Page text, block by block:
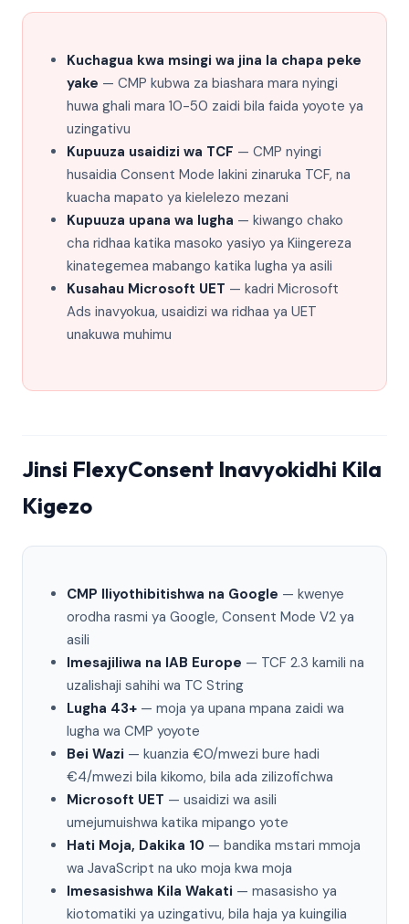
Kuchagua kwa msingi wa jina la chapa peke
yake — CMP kubwa za biashara mara nyingi
huwa ghali mara 10-50 zaidi bila faida yoyote ya
uzingativu
Kupuuza usaidizi wa TCF — CMP nyingi
husaidia Consent Mode lakini zinaruka TCF, na
kuacha mapato ya kielelezo mezani
Kupuuza upana wa lugha — kiwango chako
cha ridhaa katika masoko yasiyo ya Kiingereza
kinategemea mabango katika lugha ya asili
Kusahau Microsoft UET — kadri Microsoft
Ads inavyokua, usaidizi wa ridhaa ya UET
unakuwa muhimu
Jinsi FlexyConsent Inavyokidhi Kila
Kigezo
CMP Iliyothibitishwa na Google — kwenye
orodha rasmi ya Google, Consent Mode V2 ya
asili
Imesajiliwa na IAB Europe — TCF 2.3 kamili na
uzalishaji sahihi wa TC String
Lugha 43+ — moja ya upana mpana zaidi wa
lugha wa CMP yoyote
Bei Wazi — kuanzia €0/mwezi bure hadi
€4/mwezi bila kikomo, bila ada zilizofichwa
Microsoft UET — usaidizi wa asili
umejumuishwa katika mipango yote
Hati Moja, Dakika 10 — bandika mstari mmoja
wa JavaScript na uko moja kwa moja
Imesasishwa Kila Wakati — masasisho ya
kiotomatiki ya uzingativu, bila haja ya kuingilia